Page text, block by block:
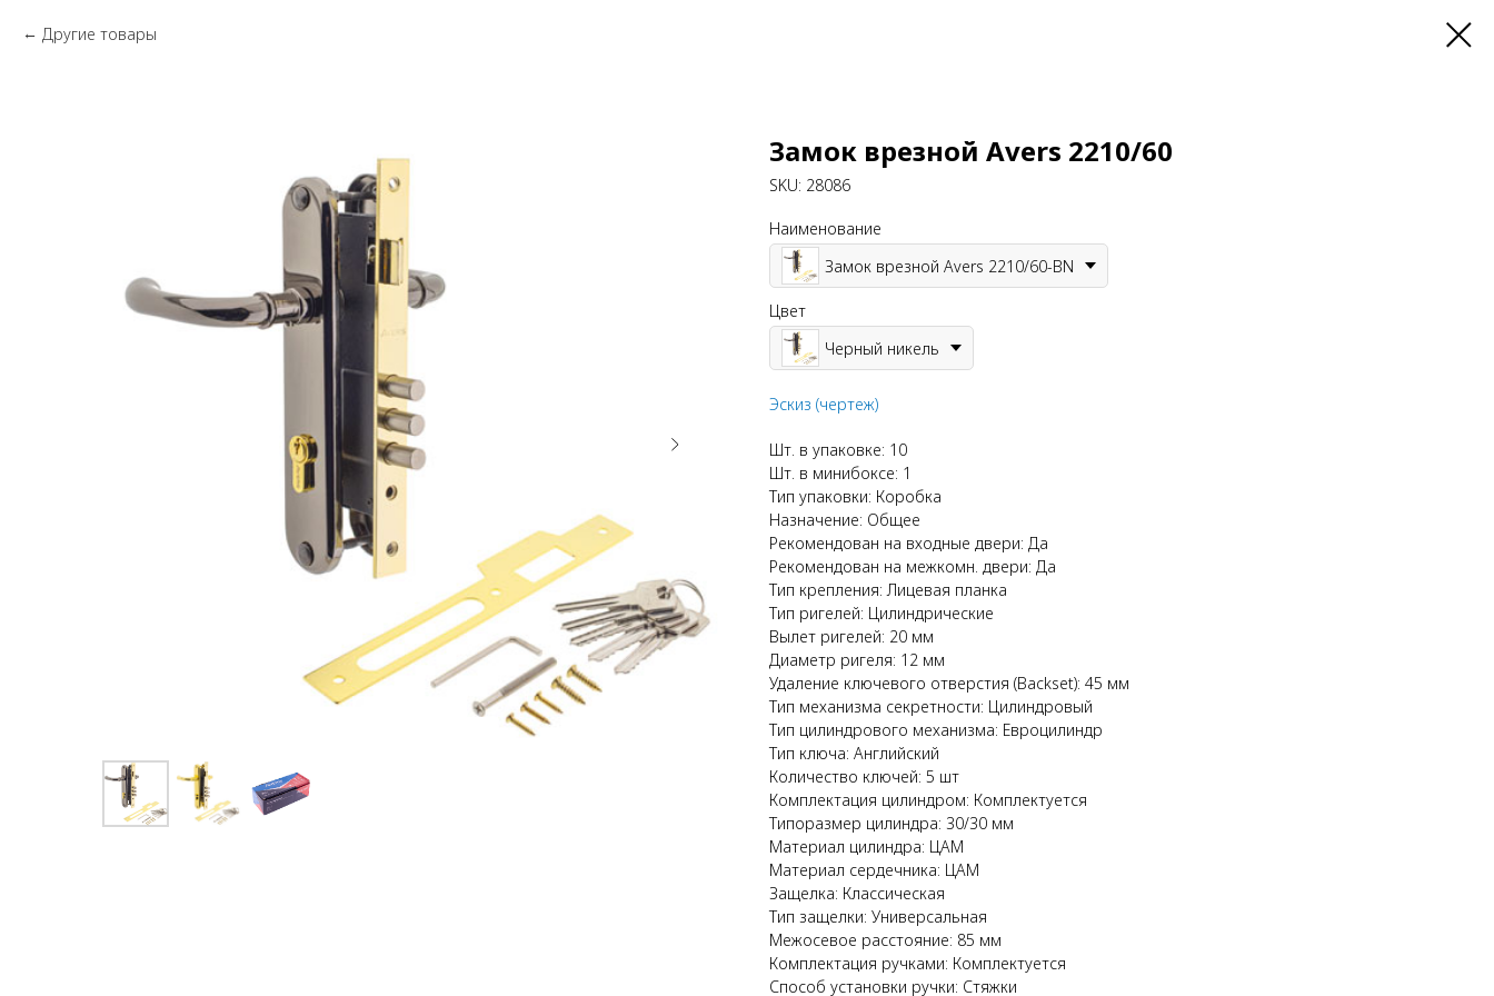
Другие товары
Замок врезной Avers 2210/60
SKU: 28086
Наименование
Замок врезной Avers 2210/60-BN
Цвет
Черный никель
Эскиз (чертеж)
Шт. в упаковке: 10
Шт. в минибоксе: 1
Тип упаковки: Коробка
Назначение: Общее
Рекомендован на входные двери: Да
Рекомендован на межкомн. двери: Да
Тип крепления: Лицевая планка
Тип ригелей: Цилиндрические
Вылет ригелей: 20 мм
Диаметр ригеля: 12 мм
Удаление ключевого отверстия (Backset): 45 мм
Тип механизма секретности: Цилиндровый
Тип цилиндрового механизма: Евроцилиндр
Тип ключа: Английский
Количество ключей: 5 шт
Комплектация цилиндром: Комплектуется
Типоразмер цилиндра: 30/30 мм
Материал цилиндра: ЦАМ
Материал сердечника: ЦАМ
Защелка: Классическая
Тип защелки: Универсальная
Межосевое расстояние: 85 мм
Комплектация ручками: Комплектуется
Способ установки ручки: Стяжки